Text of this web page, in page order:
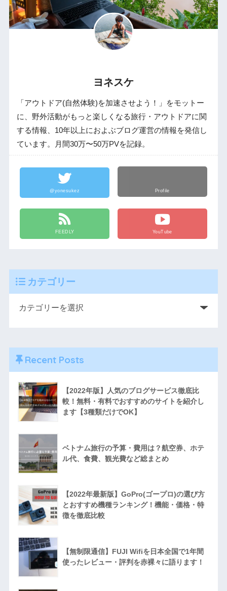
ヨネスケ
「アウトドア(自然体験)を加速させよう！」をモットー
に、野外活動がもっと楽しくなる旅行・アウトドアに関
する情報、10年以上におよぶブログ運営の情報を発信し
ています。月間30万〜50万PVを記録。
@yonesukez Profile
FEEDLY YouTube
カテゴリー
Recent Posts
【2022年版】人気のブログサービス徹底比
較！無料・有料でおすすめのサイトを紹介し
ます【3種類だけでOK】
ベトナム旅行の予算・費用は？航空券、ホテ
ル代、食費、観光費など総まとめ
【2022年最新版】GoPro(ゴープロ)の選び方
とおすすめ機種ランキング！機能・価格・特
徴を徹底比較
【無制限通信】FUJI Wifiを日本全国で1年間
使ったレビュー・評判を赤裸々に語ります！